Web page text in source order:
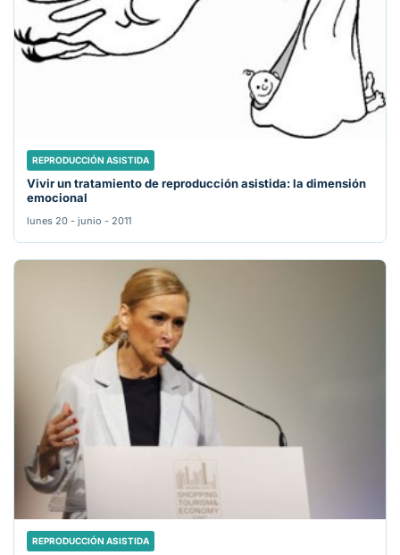
REPRODUCCIÓN ASISTIDA
Vivir un tratamiento de reproducción asistida: la dimensión
emocional
lunes 20 - junio - 2011
REPRODUCCIÓN ASISTIDA